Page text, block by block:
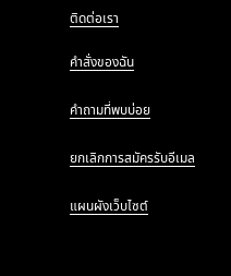
ติดต่อเรา
คำสั่งของฉัน
คำถามที่พบบ่อย
ยกเลิกการสมัครรับอีเมล
แผนผังเว็บไซต์